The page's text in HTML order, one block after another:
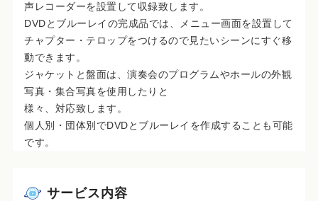
声レコーダーを設置して収録致します。
DVDとブルーレイの完成品では、メニュー画面を設置して
チャプター・テロップをつけるので見たいシーンにすぐ移
動できます。
ジャケットと盤面は、演奏会のプログラムやホールの外観
写真・集合写真を使用したりと
様々、対応致します。
個人別・団体別でDVDとブルーレイを作成することも可能
です。
サービス内容